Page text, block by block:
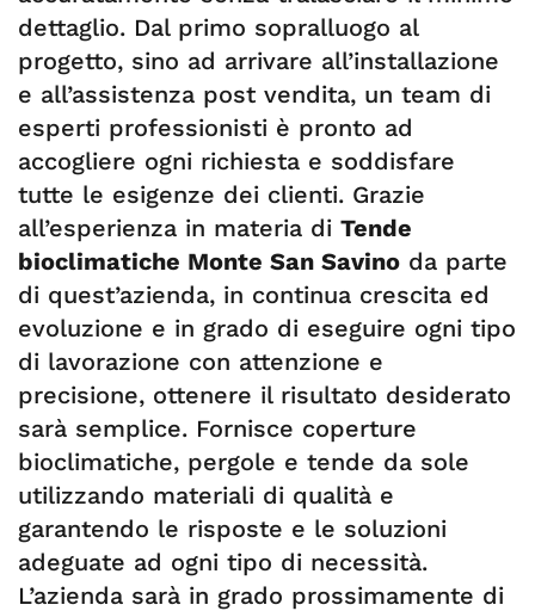
dettaglio. Dal primo sopralluogo al
progetto, sino ad arrivare all’installazione
e all’assistenza post vendita, un team di
esperti professionisti è pronto ad
accogliere ogni richiesta e soddisfare
tutte le esigenze dei clienti. Grazie
all’esperienza in materia di Tende
bioclimatiche Monte San Savino da parte
di quest’azienda, in continua crescita ed
evoluzione e in grado di eseguire ogni tipo
di lavorazione con attenzione e
precisione, ottenere il risultato desiderato
sarà semplice. Fornisce coperture
bioclimatiche, pergole e tende da sole
utilizzando materiali di qualità e
garantendo le risposte e le soluzioni
adeguate ad ogni tipo di necessità.
L’azienda sarà in grado prossimamente di